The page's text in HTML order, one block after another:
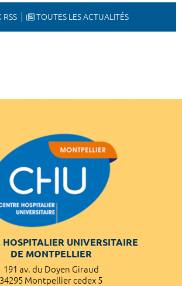
RSS TOUTES LES ACTUALITÉS
HOSPITALIER UNIVERSITAIRE
DE MONTPELLIER
191 av. du Doyen Giraud
34295 Montpellier cedex 5